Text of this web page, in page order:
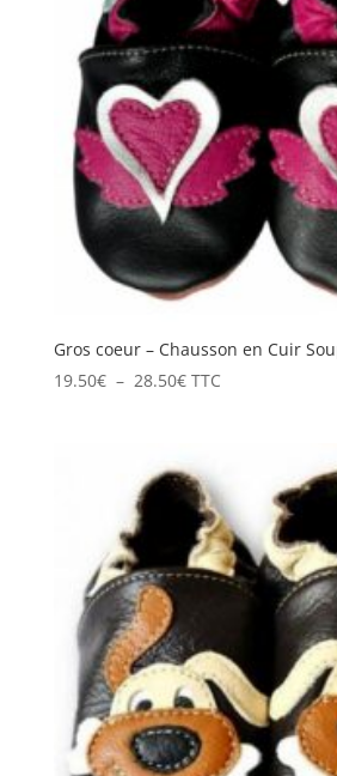
Gros coeur – Chausson en Cuir
19.50€ – 28.50€Plage
à
28.50€
TTC